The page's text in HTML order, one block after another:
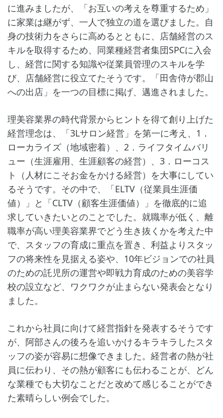
に進みましたが、「お互いの考えを尊重するため」
に家業は継がず、一人で独立の道を選びました。自
身の技術力をさらに高めるとともに、店舗経営のス
キルを取得するため、同業種経営者集団SPCに入会
し、経営に関する知識や従業員管理のスキルを学
び、店舗経営に役立てたそうです。「田舎侍が郡山
への出店」を一つの目標に掲げ、邁進されました。
理美容業界の時代背景からヒントを得て創り上げた
経営理念は、「3Lサロン経営」を第一に考え、1．
ローカライズ（地域密着）、2．ライフタイムバリ
ュー（生涯雇用、生涯顧客の経営）、3．ローコス
ト（人材にこそお金をかける経営）を大事にしてい
るそうです。その中で、「ELTV（従業員生涯価
値）」と「CLTV（顧客生涯価値）」を徹底的に追
求していきたいとのことでした。就職率が低く、離
職率が高い理美容業界でどう生き抜くかを考えた中
で、スタッフの育成に重点を置き、利益よりスタッ
フの将来性を見据える姿や、10年ビジョンでの社員
のための託児所の運営や即戦力育成のための美容学
校の設立など、ワクワクが止まらない発表会となり
ました。
これから社員に向けて経営指針を発表するそうです
が、阿部さんの後ろを追いかけるキラキラしたスタ
ッフの姿が容易に想像できました。経営者の熱が社
員に伝わり、その熱が顧客にも伝わることが、どん
な業種でも大切なことだと改めて感じることができ
た素晴らしい例会でした。